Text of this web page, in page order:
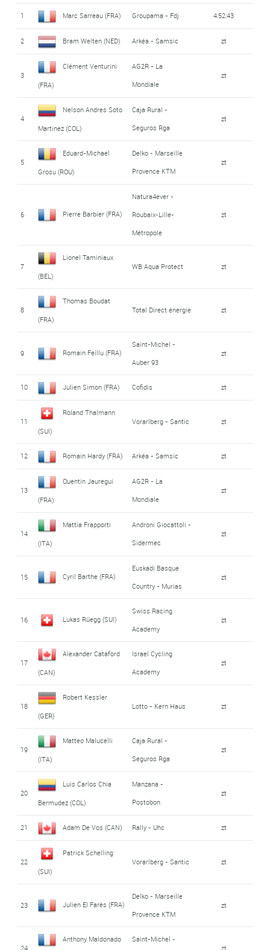
1 Marc Sarreau (FRA) Groupama - Fdj 4:52:43
2 Bram Welten (NED) Arkéa - Samsic zt
3
Clément Venturini
(FRA)
AG2R - La
Mondiale
zt
4
Nelson Andres Soto
Martinez (COL)
Caja Rural -
Seguros Rga
zt
5
Eduard-Michael
Grosu (ROU)
Delko - Marseille
Provence KTM
zt
6 Pierre Barbier (FRA)
Natura4ever -
Roubaix-Lille-
Métropole
zt
7
Lionel Taminiaux
(BEL)
WB Aqua Protect zt
8
Thomas Boudat
(FRA)
Total Direct énergie zt
9 Romain Feillu (FRA)
Saint-Michel -
Auber 93
zt
10 Julien Simon (FRA) Cofidis zt
11
Roland Thalmann
(SUI)
Vorarlberg - Santic zt
12 Romain Hardy (FRA) Arkéa - Samsic zt
13
Quentin Jauregui
(FRA)
AG2R - La
Mondiale
zt
14
Mattia Frapporti
(ITA)
Androni Giocattoli -
Sidermec
zt
15 Cyril Barthe (FRA)
Euskadi Basque
Country - Murias
zt
16 Lukas Rüegg (SUI)
Swiss Racing
Academy
zt
17
Alexander Cataford
(CAN)
Israel Cycling
Academy
zt
18
Robert Kessler
(GER)
Lotto - Kern Haus zt
19
Matteo Malucelli
(ITA)
Caja Rural -
Seguros Rga
zt
20
Luis Carlos Chia
Bermudez (COL)
Manzana -
Postobon
zt
21 Adam De Vos (CAN) Rally - Uhc zt
22
Patrick Schelling
(SUI)
Vorarlberg - Santic zt
23 Julien El Farès (FRA)
Delko - Marseille
Provence KTM
zt
24
Anthony Maldonado
Saint-Michel -
zt